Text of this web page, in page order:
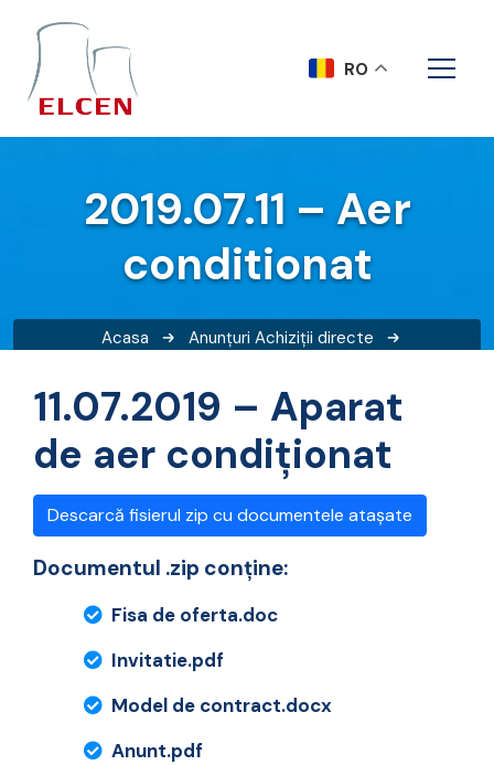
2019.07.11 – Aer
conditionat
Acasa Anunțuri Achiziții directe
11.07.2019 – Aparat
de aer condiționat
Descarcă fisierul zip cu documentele atașate
Documentul .zip conține:
Fisa de oferta.doc
Invitatie.pdf
Model de contract.docx
Anunt.pdf
RO